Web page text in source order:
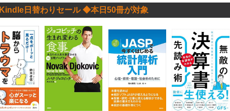
Kindle日替わりセール ◆本日50冊が対象